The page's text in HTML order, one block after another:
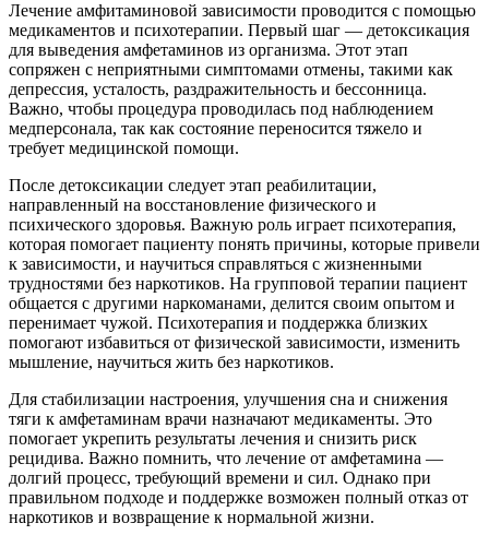
Лечение амфитаминовой зависимости проводится с помощью
медикаментов и психотерапии. Первый шаг — детоксикация
для выведения амфетаминов из организма. Этот этап
сопряжен с неприятными симптомами отмены, такими как
депрессия, усталость, раздражительность и бессонница.
Важно, чтобы процедура проводилась под наблюдением
медперсонала, так как состояние переносится тяжело и
требует медицинской помощи.
После детоксикации следует этап реабилитации,
направленный на восстановление физического и
психического здоровья. Важную роль играет психотерапия,
которая помогает пациенту понять причины, которые привели
к зависимости, и научиться справляться с жизненными
трудностями без наркотиков. На групповой терапии пациент
общается с другими наркоманами, делится своим опытом и
перенимает чужой. Психотерапия и поддержка близких
помогают избавиться от физической зависимости, изменить
мышление, научиться жить без наркотиков.
Для стабилизации настроения, улучшения сна и снижения
тяги к амфетаминам врачи назначают медикаменты. Это
помогает укрепить результаты лечения и снизить риск
рецидива. Важно помнить, что лечение от амфетамина —
долгий процесс, требующий времени и сил. Однако при
правильном подходе и поддержке возможен полный отказ от
наркотиков и возвращение к нормальной жизни.